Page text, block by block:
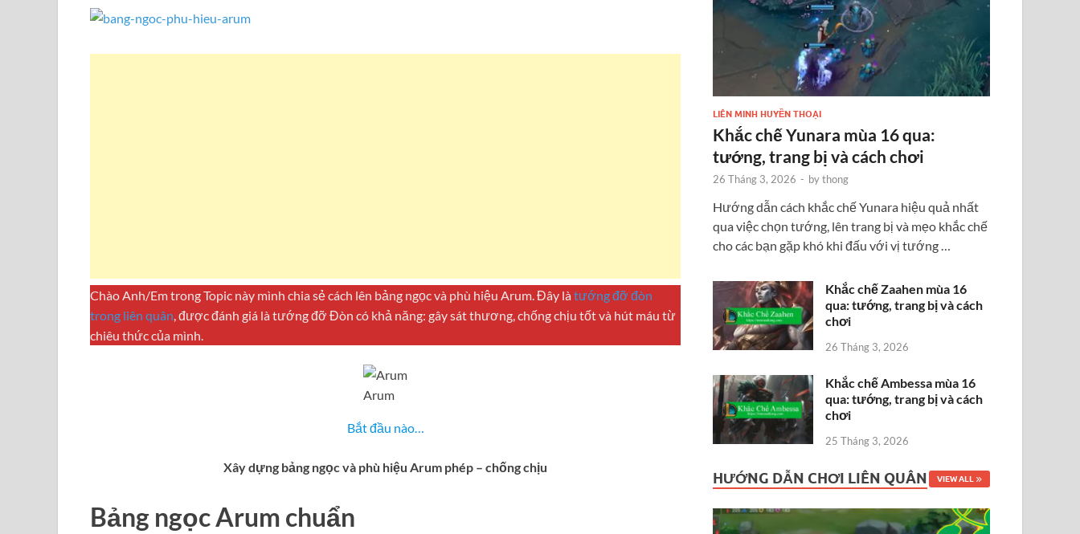
Chào Anh/Em trong Topic này mình chia sẻ cách lên bảng ngọc và phù hiệu Arum. Đây làtướng đỡ đòn
trong liên quân, được đánh giá là tướng đỡ Đòn có khả năng: gây sát thương, chống chịu tốt và hút máu từ
chiêu thức của mình.
Arum
Bắt đầu nào…
Xây dựng bảng ngọc và phù hiệu Arum phép – chống chịu
Bảng ngọc Arum chuẩn
LIÊN MINH HUYỀN THOẠI
Khắc chế Yunara mùa 16 qua:
tướng, trang bị và cách chơi
26 Tháng 3, 2026 - bythong
Hướng dẫn cách khắc chế Yunara hiệu quả nhất
qua việc chọn tướng, lên trang bị và mẹo khắc chế
cho các bạn gặp khó khi đấu với vị tướng …
Khắc chế Zaahen mùa 16
qua: tướng, trang bị và cách
chơi
26 Tháng 3, 2026
Khắc chế Ambessa mùa 16
qua: tướng, trang bị và cách
chơi
25 Tháng 3, 2026
HƯỚNG DẪN CHƠI LIÊN QUÂN VIEW ALL